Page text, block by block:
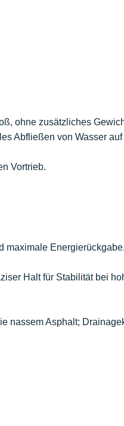
ohne zusätzliches
Abfließen von Wasser
Vortrieb.
maximale Energierückgabe.
Halt für Stabilität bei
nassem Asphalt;